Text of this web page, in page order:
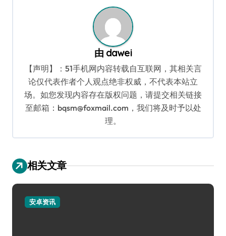
由 dawei
【声明】：51手机网内容转载自互联网，其相关言
论仅代表作者个人观点绝非权威，不代表本站立
场。如您发现内容存在版权问题，请提交相关链接
至邮箱：bqsm@foxmail.com，我们将及时予以处
理。
相关文章
安卓资讯